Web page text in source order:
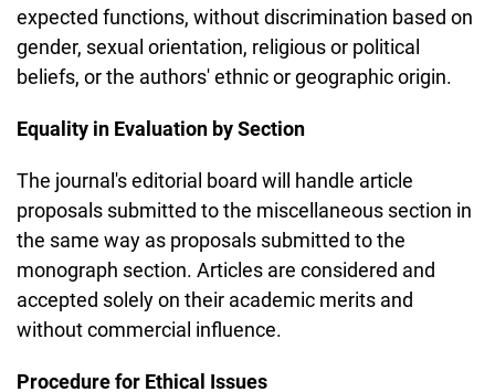
expected functions, without discrimination based on
gender, sexual orientation, religious or political
beliefs, or the authors' ethnic or geographic origin.
Equality in Evaluation by Section
The journal's editorial board will handle article
proposals submitted to the miscellaneous section in
the same way as proposals submitted to the
monograph section. Articles are considered and
accepted solely on their academic merits and
without commercial influence.
Procedure for Ethical Issues